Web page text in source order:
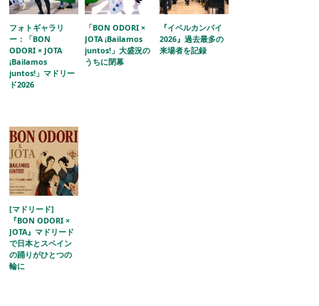
フォトギャラリ
ー：「BON
ODORI × JOTA
¡Bailamos
juntos!」マドリー
ド2026
「BON ODORI ×
JOTA ¡Bailamos
juntos!」大盛況の
うちに閉幕
『イベルカンパイ
2026』過去最多の
来場者を記録
[マドリード]
『BON ODORI ×
JOTA』マドリード
で日本とスペイン
の踊りがひとつの
輪に